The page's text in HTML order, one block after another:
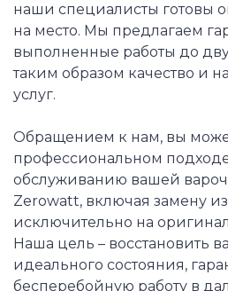
наши специалисты готовы
на место. Мы предлагаем
выполненные работы до
таким образом качество и
услуг.
Обращением к нам, вы
профессиональном
обслуживанию вашей
Zerowatt, включая замену
исключительно на
Наша цель – восстановить
идеального состояния,
бесперебойную работу в